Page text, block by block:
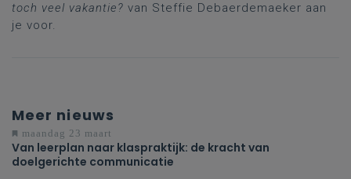
toch veel vakantie? van Steffie Debaerdemaeker aan
je voor.
Meer nieuws
maandag 23 maart
Van leerplan naar klaspraktijk: de kracht van
doelgerichte communicatie